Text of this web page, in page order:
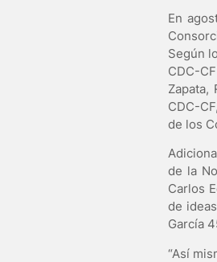
En
Según
CDC-
Zapata,
CDC-
de los
de la
Carlos
de
García
“Así